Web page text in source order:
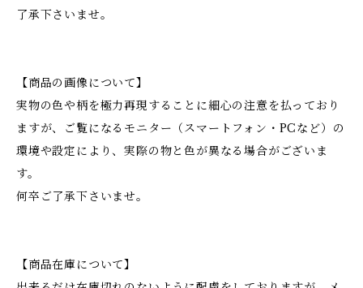
了承下さいませ。
【商品の画像について】
実物の色や柄を極力再現することに細心の注意を払っており
ますが、ご覧になるモニター（スマートフォン・PCなど）の
環境や設定により、実際の物と色が異なる場合がございま
す。
何卒ご了承下さいませ。
【商品在庫について】